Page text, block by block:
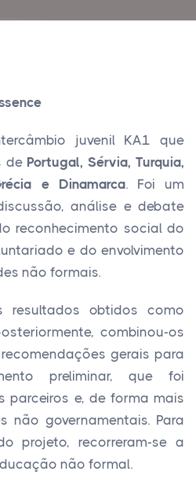
juvenil KA1 que
de Portugal, Sérvia, Turquia,
e Dinamarca. Foi um
análise e debate
reconhecimento social do
e do envolvimento
não formais.
obtidos como
combinou-os
gerais para
preliminar, que foi
parceiros e, de forma mais
não governamentais. Para
projeto, recorreram-se a
não formal.